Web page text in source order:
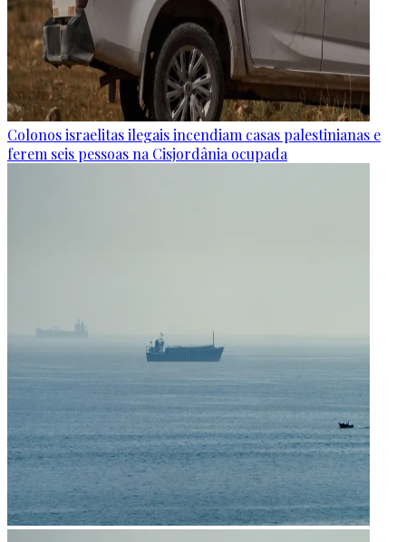
Colonos israelitas ilegais incendiam casas palestinianas e
ferem seis pessoas na Cisjordânia ocupada